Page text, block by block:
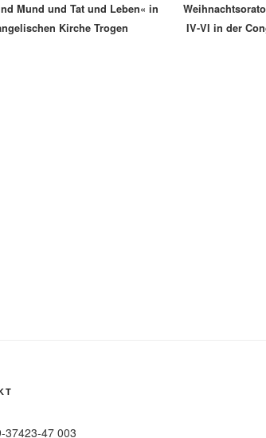
Mund und Tat und Leben« in
Kirche Trogen
IV-VI in der
37423-47 003